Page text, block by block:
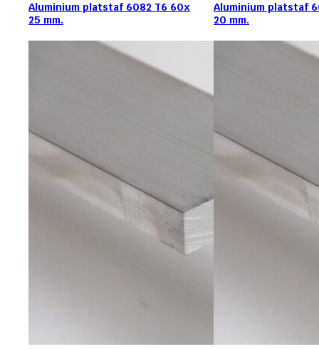
Aluminium platstaf 6082 T6 60x
25 mm.
Aluminium platstaf
20 mm.